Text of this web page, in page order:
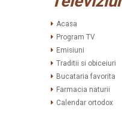
Acasa
Program TV
Emisiuni
Traditii si obiceiuri
Bucataria favorita
Farmacia naturii
Calendar ortodox